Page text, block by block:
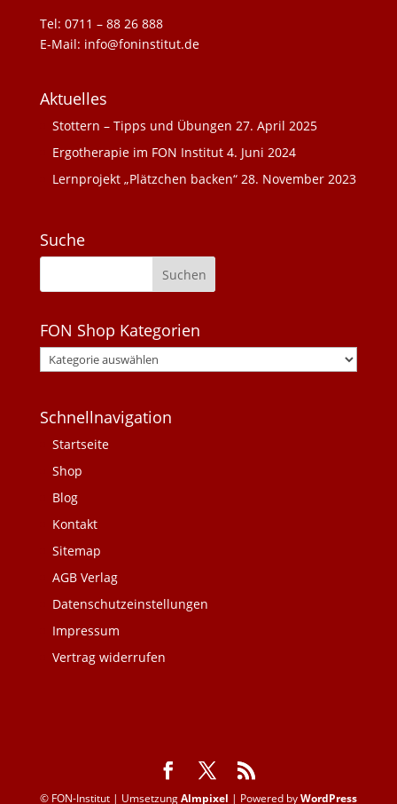
Tel: 0711 – 88 26 888
E-Mail: info@foninstitut.de
Aktuelles
Stottern – Tipps und Übungen 27. April 2025
Ergotherapie im FON Institut 4. Juni 2024
Lernprojekt „Plätzchen backen“ 28. November 2023
Suche
FON Shop Kategorien
Schnellnavigation
Startseite
Shop
Blog
Kontakt
Sitemap
AGB Verlag
Datenschutzeinstellungen
Impressum
Vertrag widerrufen
© FON-Institut | UmsetzungAlmpixel | Powered byWordPress